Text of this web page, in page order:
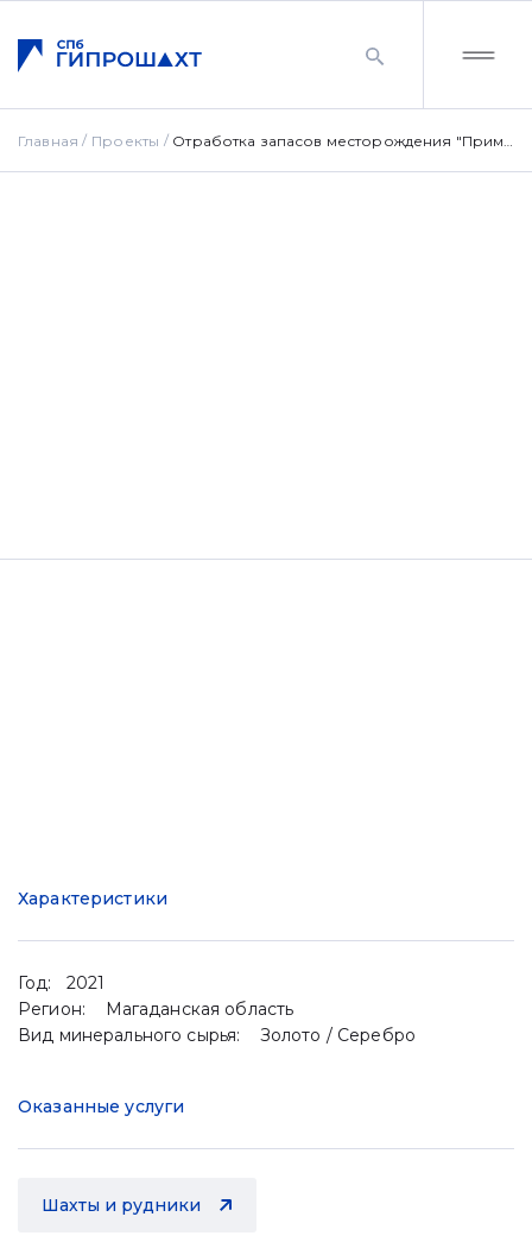
Главная Проекты
Характеристики
Год: 2021
Регион:
Магаданская область
Вид минерального сырья:
Золото / Серебро
Оказанные услуги
Шахты и рудники